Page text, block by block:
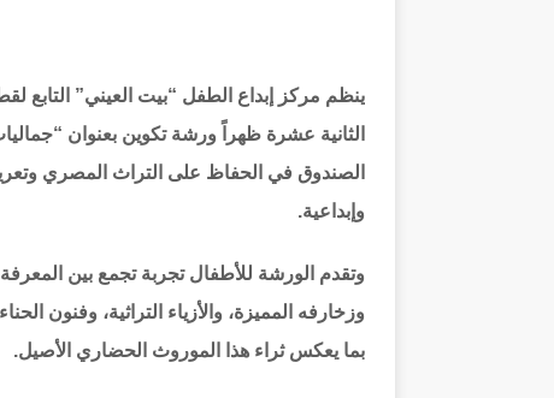
الثانية عشرة ظهراً ورشة تكوين بعنوان
الصندوق في الحفاظ على التراث المصري
وإبداعية.
وتقدم الورشة للأطفال تجربة تجمع بين
وزخارفه المميزة، والأزياء التراثية، وفنون
بما يعكس ثراء هذا الموروث الحضاري الأصيل.